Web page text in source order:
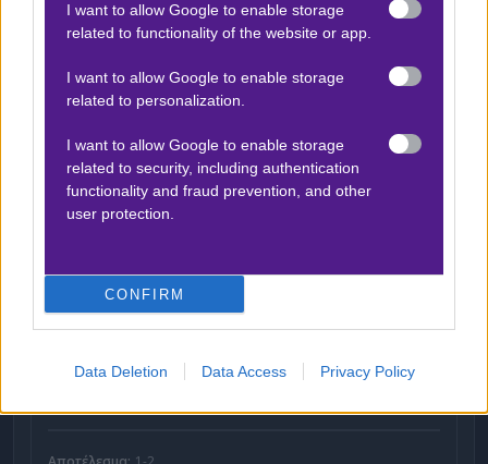
I want to allow Google to enable storage
related to functionality of the website or app.
I want to allow Google to enable storage
related to personalization.
I want to allow Google to enable storage
related to security, including authentication
functionality and fraud prevention, and other
user protection.
CONFIRM
Data Deletion Data Access Privacy Policy
Αποτέλεσμα: 2-0
Ναμ Ντιν - Viettel
V-Λιγκ 1 17.05.2026|14:00 -15.00
Goal/goal
1.70
Σαμπάχ - Νέφτσι Μπακού
Πρέμιερ Λιγκ 17.05.2026|17:00
Goal/goal